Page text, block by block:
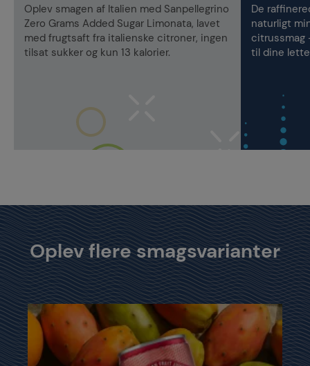
Oplev smagen af Italien med Sanpellegrino
Zero Grams Added Sugar Limonata, lavet
med frugtsaft fra italienske citroner, ingen
tilsat sukker og kun 13 kalorier.
De
naturligt
citrussmag
til dine
Oplev flere smagsvarianter